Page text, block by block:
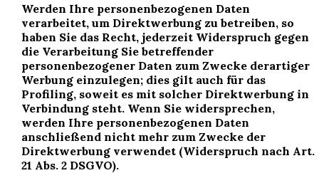
Werden Ihre personenbezogenen Daten
verarbeitet, um Direktwerbung zu betreiben, so
haben Sie das Recht, jederzeit Widerspruch gegen
die Verarbeitung Sie betreffender
personenbezogener Daten zum Zwecke derartiger
Werbung einzulegen; dies gilt auch für das
Profiling, soweit es mit solcher Direktwerbung in
Verbindung steht. Wenn Sie widersprechen,
werden Ihre personenbezogenen Daten
anschließend nicht mehr zum Zwecke der
Direktwerbung verwendet (Widerspruch nach Art.
21 Abs. 2 DSGVO).